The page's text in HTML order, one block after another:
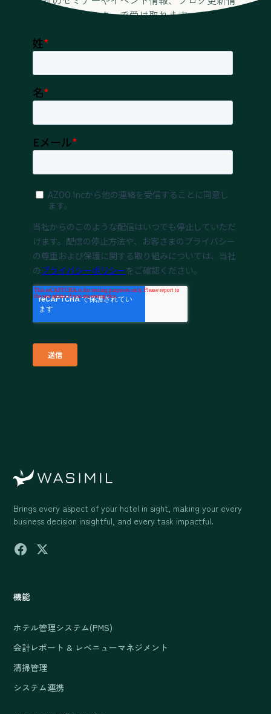
報をニュースレターで受け取れます。
Brings every aspect of your hotel in sight, making your every
business decision insightful, and every task impactful.
機能
ホテル管理システム(PMS)
会計レポート & レベニューマネジメント
清掃管理
システム連携